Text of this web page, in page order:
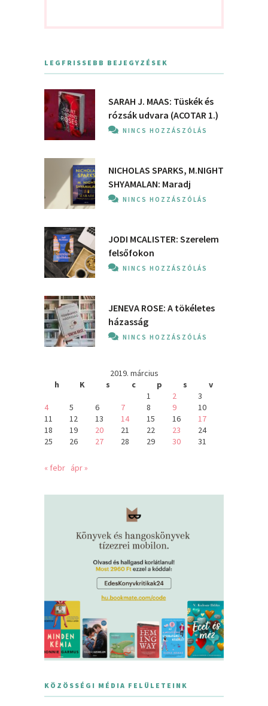
LEGFRISSEBB BEJEGYZÉSEK
SARAH J. MAAS: Tüskék és
rózsák udvara (ACOTAR 1.)
NINCS HOZZÁSZÓLÁS
NICHOLAS SPARKS, M.NIGHT
SHYAMALAN: Maradj
NINCS HOZZÁSZÓLÁS
JODI MCALISTER: Szerelem
felsőfokon
NINCS HOZZÁSZÓLÁS
JENEVA ROSE: A ​tökéletes
házasság
NINCS HOZZÁSZÓLÁS
2019. március
h
K s c p s
v
1
2
3
4
5 6 7 8 9
10
11
12 13 14 15 16
17
18
19 20 21 22 23
24
25
26 27 28 29 30 31
« febr ápr »
KÖZÖSSÉGI MÉDIA FELÜLETEINK